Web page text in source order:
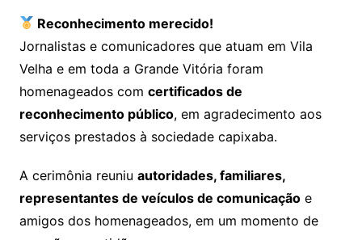
Reconhecimento merecido!
Jornalistas e comunicadores que atuam em Vila
Velha e em toda a Grande Vitória foram
homenageados com certificados de
reconhecimento público, em agradecimento aos
serviços prestados à sociedade capixaba.
A cerimônia reuniu autoridades, familiares,
representantes de veículos de comunicaçãoe
amigos dos homenageados, em um momento de